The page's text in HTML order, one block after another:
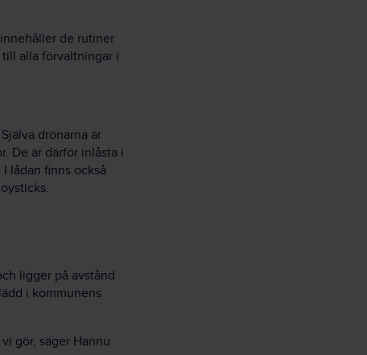
de rutiner
alla förvaltningar i
drönarna är
De är därför inlåsta i
lådan finns också
ligger på avstånd
i kommunens
gör, säger Hannu